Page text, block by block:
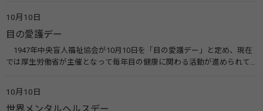
療研究会） 糖尿病ネットワーク
10月10日
目の愛護デー
1947年中央盲人福祉協会が10月10日を「目の愛護デー」と定め、現在
では厚生労働省が主催となって毎年目の健康に関わる活動が進められて
会）
10月10日